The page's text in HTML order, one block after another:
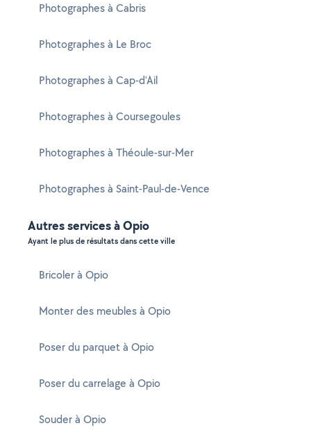
Photographes à Cabris
Photographes à Le Broc
Photographes à Cap-d'Ail
Photographes à Coursegoules
Photographes à Théoule-sur-Mer
Photographes à Saint-Paul-de-Vence
Autres services à Opio
Ayant le plus de résultats dans cette ville
Bricoler à Opio
Monter des meubles à Opio
Poser du parquet à Opio
Poser du carrelage à Opio
Souder à Opio